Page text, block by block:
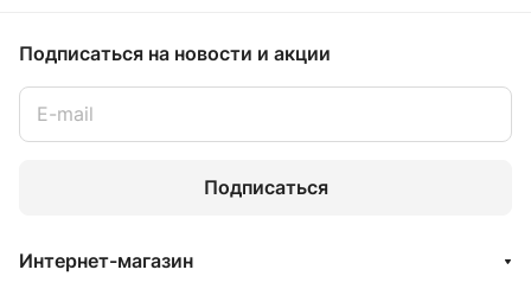
Подписаться на новости и акции
Подписаться
Интернет-магазин